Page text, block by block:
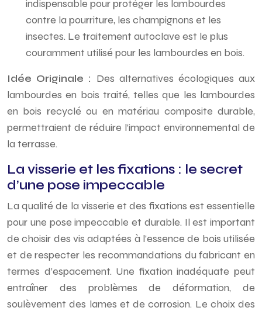
indispensable pour protéger les lambourdes
contre la pourriture, les champignons et les
insectes. Le traitement autoclave est le plus
couramment utilisé pour les lambourdes en bois.
Idée Originale : Des alternatives écologiques aux
lambourdes en bois traité, telles que les lambourdes
en bois recyclé ou en matériau composite durable,
permettraient de réduire l’impact environnemental de
la terrasse.
La visserie et les fixations : le secret
d’une pose impeccable
La qualité de la visserie et des fixations est essentielle
pour une pose impeccable et durable. Il est important
de choisir des vis adaptées à l’essence de bois utilisée
et de respecter les recommandations du fabricant en
termes d’espacement. Une fixation inadéquate peut
entraîner des problèmes de déformation, de
soulèvement des lames et de corrosion. Le choix des